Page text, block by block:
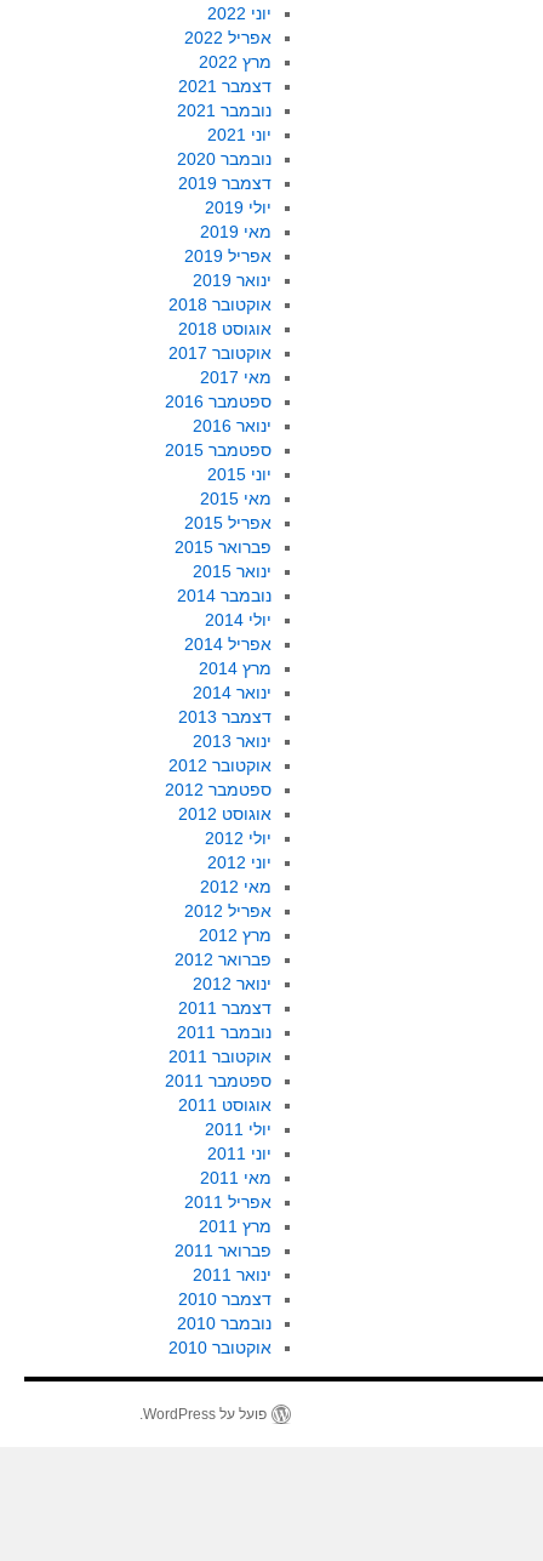
יוני 2022
אפריל 2022
מרץ 2022
דצמבר 2021
נובמבר 2021
יוני 2021
נובמבר 2020
דצמבר 2019
יולי 2019
מאי 2019
אפריל 2019
ינואר 2019
אוקטובר 2018
אוגוסט 2018
אוקטובר 2017
מאי 2017
ספטמבר 2016
ינואר 2016
ספטמבר 2015
יוני 2015
מאי 2015
אפריל 2015
פברואר 2015
ינואר 2015
נובמבר 2014
יולי 2014
אפריל 2014
מרץ 2014
ינואר 2014
דצמבר 2013
ינואר 2013
אוקטובר 2012
ספטמבר 2012
אוגוסט 2012
יולי 2012
יוני 2012
מאי 2012
אפריל 2012
מרץ 2012
פברואר 2012
ינואר 2012
דצמבר 2011
נובמבר 2011
אוקטובר 2011
ספטמבר 2011
אוגוסט 2011
יולי 2011
יוני 2011
מאי 2011
אפריל 2011
מרץ 2011
פברואר 2011
ינואר 2011
דצמבר 2010
נובמבר 2010
אוקטובר 2010
פועל על WordPress.